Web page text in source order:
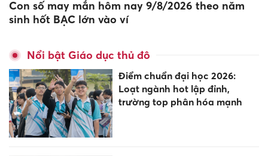
Con số may mắn hôm nay 9/8/2026 theo năm
sinh hốt BẠC lớn vào ví
Nổi bật Giáo dục thủ đô
Điểm chuẩn đại học 2026:
Loạt ngành hot lập đỉnh,
trường top phân hóa mạnh